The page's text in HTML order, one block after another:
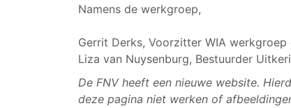
Namens de werkgroep,
Gerrit Derks, Voorzitter WIA werkgroep
Liza van Nuysenburg, Bestuurder
De FNV heeft een nieuwe website.
deze pagina niet werken of